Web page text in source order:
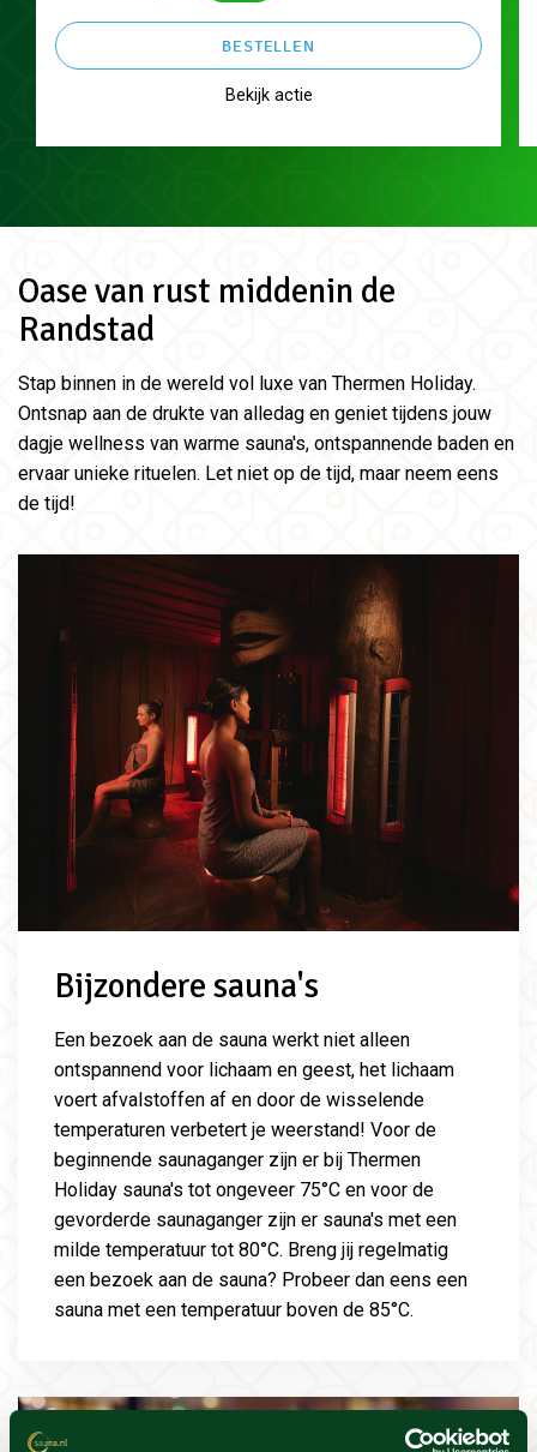
BESTELLEN
Bekijk actie
Oase van rust middenin de
Randstad
Stap binnen in de wereld vol luxe van Thermen Holiday.
Ontsnap aan de drukte van alledag en geniet tijdens jouw
dagje wellness van warme sauna's, ontspannende baden en
ervaar unieke rituelen. Let niet op de tijd, maar neem eens
de tijd!
Bijzondere sauna's
Een bezoek aan de sauna werkt niet alleen
ontspannend voor lichaam en geest, het lichaam
voert afvalstoffen af en door de wisselende
temperaturen verbetert je weerstand! Voor de
beginnende saunaganger zijn er bij Thermen
Holiday sauna's tot ongeveer 75°C en voor de
gevorderde saunaganger zijn er sauna's met een
milde temperatuur tot 80°C. Breng jij regelmatig
een bezoek aan de sauna? Probeer dan eens een
sauna met een temperatuur boven de 85°C.